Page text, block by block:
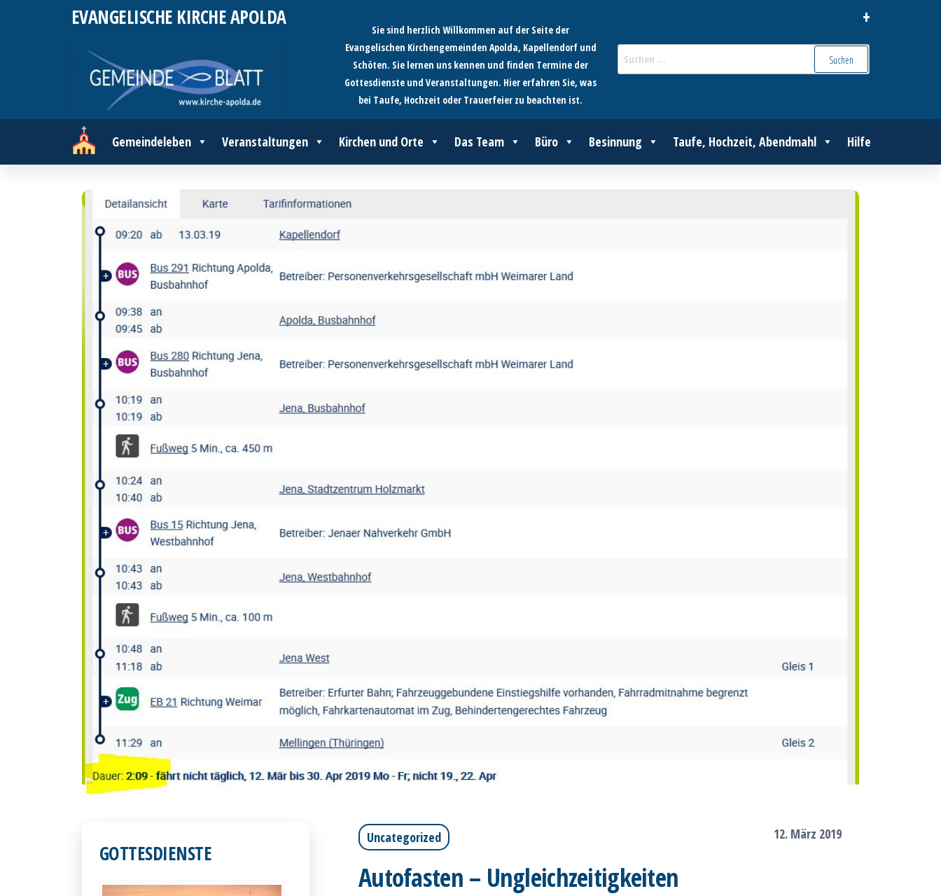
EVANGELISCHE KIRCHE APOLDA
Sie sind herzlich Willkommen auf der Seite der
Evangelischen Kirchengemeinden Apolda, Kapellendorf und
Schöten. Sie lernen uns kennen und finden Termine der
Gottesdienste und Veranstaltungen. Hier erfahren Sie, was
bei Taufe, Hochzeit oder Trauerfeier zu beachten ist.
+
nach:
Gemeindeleben Veranstaltungen Kirchen und Orte Das Team Büro Besinnung Taufe, Hochzeit, Abendmahl Hilfe
Uncategorized 12. März 2019
Autofasten – Ungleichzeitigkeiten
GOTTESDIENSTE